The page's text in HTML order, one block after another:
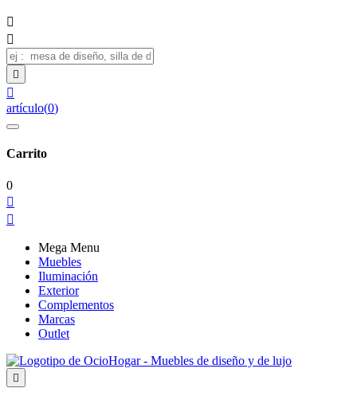




artículo(0)
Carrito
0


Mega Menu
Muebles
Iluminación
Exterior
Complementos
Marcas
Outlet
